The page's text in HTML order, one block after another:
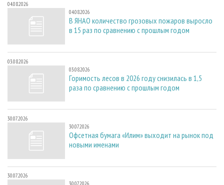
04.08.2026
04.08.2026
В ЯНАО количество грозовых пожаров выросло
в 15 раз по сравнению с прошлым годом
03.08.2026
03.08.2026
Горимость лесов в 2026 году снизилась в 1,5
раза по сравнению с прошлым годом
30.07.2026
30.07.2026
Офсетная бумага «Илим» выходит на рынок под
новыми именами
30.07.2026